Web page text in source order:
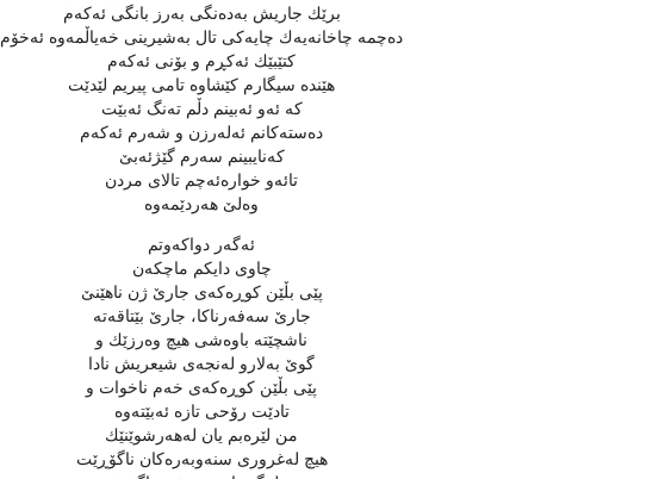
برێك جاریش به‌ده‌نگی به‌رز بانگی ئه‌كه‌م
ده‌چمه‌ چاخانه‌یه‌ك چایه‌كی تال به‌شیرینی خه‌یاڵمه‌وه‌ ئه‌خۆم
كتێبێك ئه‌كڕم و بۆنی ئه‌كه‌م
هێنده‌ سیگارم كێشاوه‌ تامی پیریم لێدێت
كه‌ ئه‌و ئه‌بینم دڵم ته‌نگ ئه‌بێت
ده‌سته‌كانم ئه‌له‌رزن و شه‌رم ئه‌كه‌م
كه‌نایبینم سه‌رم گێژئه‌بێ‌
تائه‌و خواره‌ئه‌چم تالای مردن
وه‌لێ‌ هه‌ردێمه‌وه‌
ئه‌گه‌ر دواكه‌وتم
چاوی دایكم ماچكه‌ن
پێی بڵێن كوڕه‌كه‌ی جارێ‌ ژن ناهێنێ‌
جارێ‌ سه‌فه‌رناكا، جارێ‌ بێتاقه‌ته‌
ناشچێته‌ باوه‌شی هیچ وه‌رزێك و
گوێ‌ به‌لارو له‌نجه‌ی شیعریش نادا
پێی بڵێن كوڕه‌كه‌ی خه‌م ناخوات و
تادێت رۆحی تازه‌ ئه‌بێته‌وه‌
من لێره‌بم یان له‌هه‌رشوێنێك
هیچ له‌غروری سنه‌وبه‌ره‌كان ناگۆڕێت